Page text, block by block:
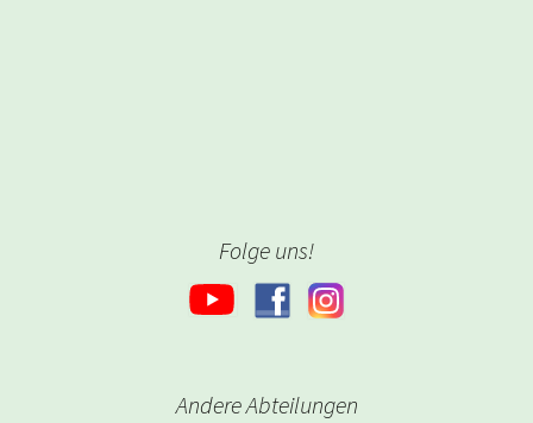
Folge uns!
Andere Abteilungen